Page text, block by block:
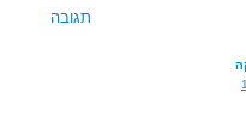
תגובה